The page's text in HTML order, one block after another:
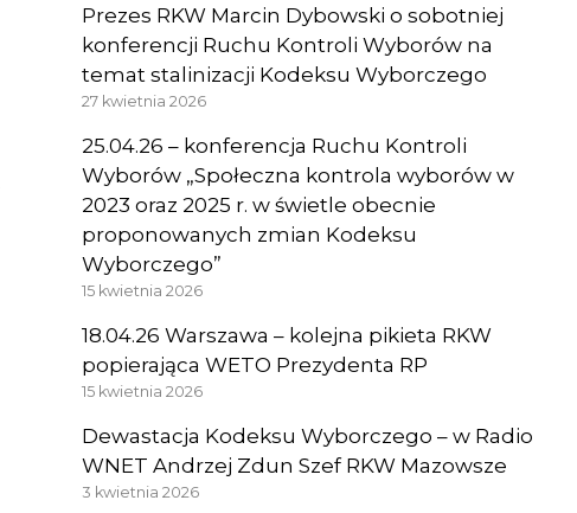
Prezes RKW Marcin Dybowski o sobotniej
konferencji Ruchu Kontroli Wyborów na
temat stalinizacji Kodeksu Wyborczego
27 kwietnia 2026
25.04.26 – konferencja Ruchu Kontroli
Wyborów „Społeczna kontrola wyborów w
2023 oraz 2025 r. w świetle obecnie
proponowanych zmian Kodeksu
Wyborczego”
15 kwietnia 2026
18.04.26 Warszawa – kolejna pikieta RKW
popierająca WETO Prezydenta RP
15 kwietnia 2026
Dewastacja Kodeksu Wyborczego – w Radio
WNET Andrzej Zdun Szef RKW Mazowsze
3 kwietnia 2026